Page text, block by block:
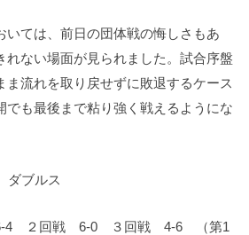
いては、前日の団体戦の悔しさもあ
れない場面が見られました。試合序盤
ま流れを取り戻せずに敗退するケース
でも最後まで粘り強く戦えるようにな
ダブルス
4 ２回戦 6-0 ３回戦 4-6 （第1